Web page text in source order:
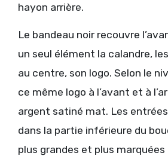
hayon arrière.
Le bandeau noir recouvre
un seul élément la calandre,
au centre, son logo. Selon le
ce même logo à l’avant et à
argent satiné mat. Les
dans la partie inférieure du
plus grandes et plus marquées